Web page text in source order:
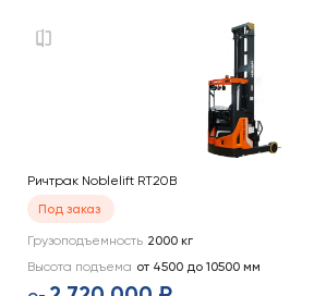
Ричтрак Noblelift RT20B
Под заказ
Грузоподъемность 2000 кг
Высота подъема от 4500 до 10500 мм